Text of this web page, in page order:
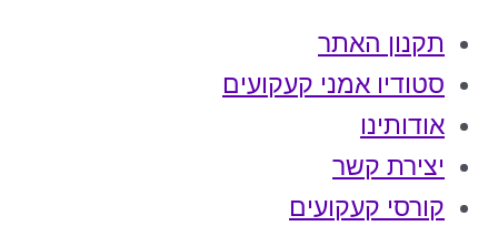
תקנון האתר
סטודיו אמני קעקועים
אודותינו
יצירת קשר
קורסי קעקועים